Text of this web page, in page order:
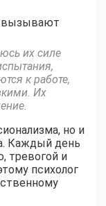
вызывают
их силе
к работе,
Их
но и
Каждый день
тревогой и
психолог